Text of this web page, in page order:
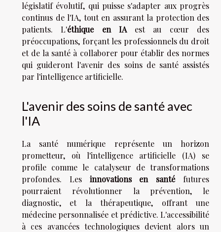
législatif évolutif, qui puisse s'adapter aux progrès
continus de l'IA, tout en assurant la protection des
patients. L'éthique en IAest au cœur des
préoccupations, forçant les professionnels du droit
et de la santé à collaborer pour établir des normes
qui guideront l'avenir des soins de santé assistés
par l'intelligence artificielle.
L'avenir des soins de santé avec
l'IA
La santé numérique représente un horizon
prometteur, où l'intelligence artificielle (IA) se
profile comme le catalyseur de transformations
profondes. Les innovations en santéfutures
pourraient révolutionner la prévention, le
diagnostic, et la thérapeutique, offrant une
médecine personnalisée et prédictive. L'accessibilité
à ces avancées technologiques devient alors un